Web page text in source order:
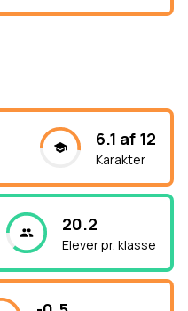
6.1 af 12
Karakter
20.2
Elever pr. klasse